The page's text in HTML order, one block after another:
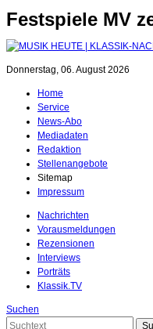
Festspiele MV
Donnerstag, 06. August 2026
Home
Service
News-Abo
Mediadaten
Redaktion
Stellenangebote
Sitemap
Impressum
Nachrichten
Vorausmeldungen
Rezensionen
Interviews
Porträts
Klassik.TV
Suchen